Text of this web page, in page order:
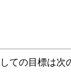
ての目標は次